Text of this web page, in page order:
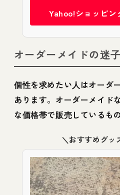
Yahoo!ショッピン
オーダーメイドの迷
個性を求めたい人はオーダ
あります。オーダーメイド
な価格帯で販売しているも
＼おすすめグッ